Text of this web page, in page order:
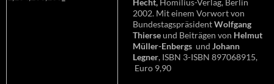
Hecht, Homilius-Verlag, Berlin
2002. Mit einem Vorwort von
BundestagspräsidentWolfgang
Thierseund Beiträgen von Helmut
Müller-Enbergs und Johann
Legner, ISBN 3-ISBN 897068915,
Euro 9,90